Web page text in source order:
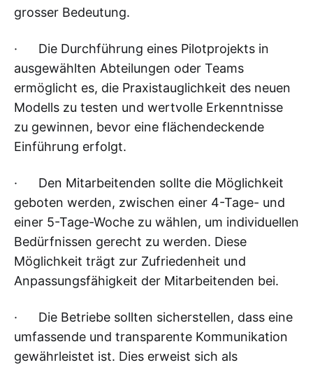
grosser Bedeutung.
· Die Durchführung eines Pilotprojekts in
ausgewählten Abteilungen oder Teams
ermöglicht es, die Praxistauglichkeit des neuen
Modells zu testen und wertvolle Erkenntnisse
zu gewinnen, bevor eine flächendeckende
Einführung erfolgt.
· Den Mitarbeitenden sollte die Möglichkeit
geboten werden, zwischen einer 4-Tage- und
einer 5-Tage-Woche zu wählen, um individuellen
Bedürfnissen gerecht zu werden. Diese
Möglichkeit trägt zur Zufriedenheit und
Anpassungsfähigkeit der Mitarbeitenden bei.
· Die Betriebe sollten sicherstellen, dass eine
umfassende und transparente Kommunikation
gewährleistet ist. Dies erweist sich als